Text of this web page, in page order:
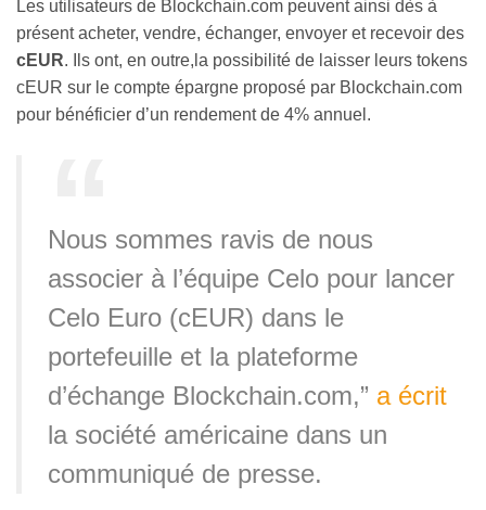
Les utilisateurs de Blockchain.com peuvent ainsi dès à
présent acheter, vendre, échanger, envoyer et recevoir des
cEUR. Ils ont, en outre,la possibilité de laisser leurs tokens
cEUR sur le compte épargne proposé par Blockchain.com
pour bénéficier d’un rendement de 4% annuel.
Nous sommes ravis de nous
associer à l’équipe Celo pour lancer
Celo Euro (cEUR) dans le
portefeuille et la plateforme
d’échange Blockchain.com,” a écrit
la société américaine dans un
communiqué de presse.